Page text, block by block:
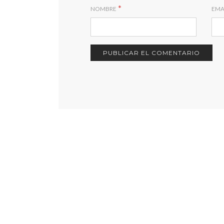
NOMBRE *